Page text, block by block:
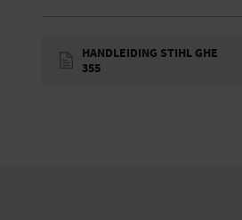
HANDLEIDING STIHL GHE
355